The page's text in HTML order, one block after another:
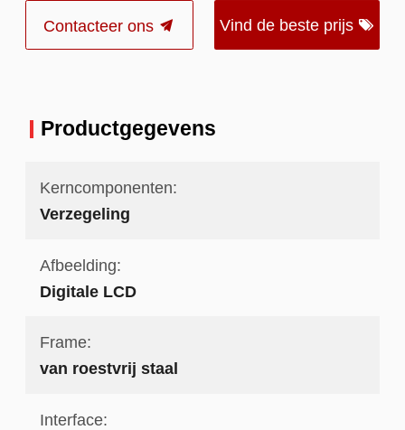
Contacteer ons Vind de beste prijs
Productgegevens
Kerncomponenten:
Verzegeling
Afbeelding:
Digitale LCD
Frame:
van roestvrij staal
Interface: